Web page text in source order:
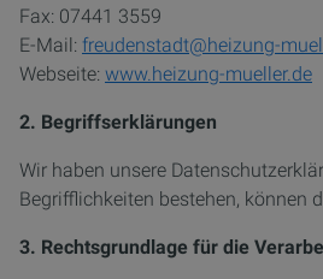
Fax: 07441 3559
E-Mail: freudenstadt@heizung-
Webseite: www.heizung-mueller.de
2. Begriffserklärungen
Wir haben unsere
Begrifflichkeiten bestehen, können
3. Rechtsgrundlage für die